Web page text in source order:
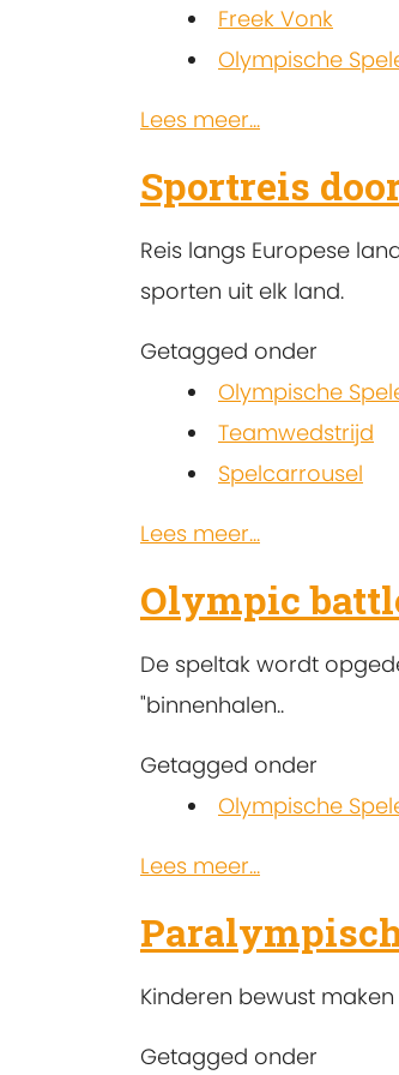
Freek Vonk
Olympische
Lees meer...
Sportreis
Reis langs Europese
sporten uit elk land.
Getagged onder
Olympische
Teamwedstrijd
Spelcarrousel
Lees meer...
Olympic
De speltak wordt
"binnenhalen..
Getagged onder
Olympische
Lees meer...
Kinderen bewust
Getagged onder